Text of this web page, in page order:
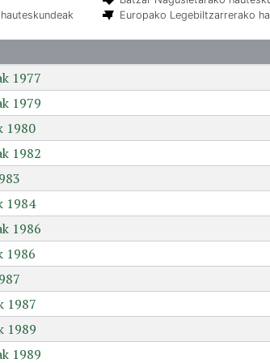
Europako Legebiltzarrerako
1977
1979
1980
1982
1984
1986
1986
1987
1989
1989